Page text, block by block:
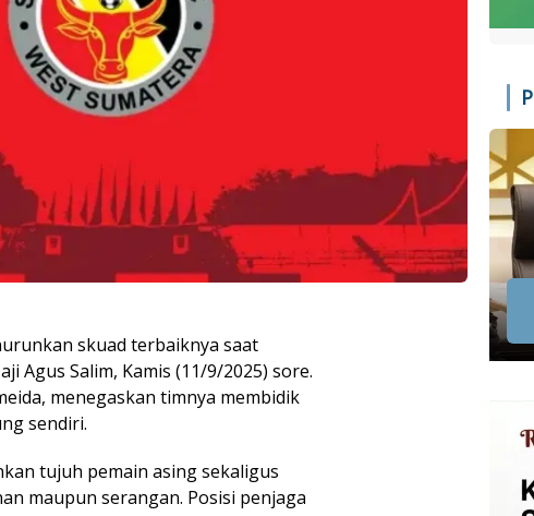
skuad terbaiknya saat
Agus Salim, Kamis (11/9/2025) sore.
menegaskan timnya membidik
sendiri.
tujuh pemain asing sekaligus
maupun serangan. Posisi penjaga